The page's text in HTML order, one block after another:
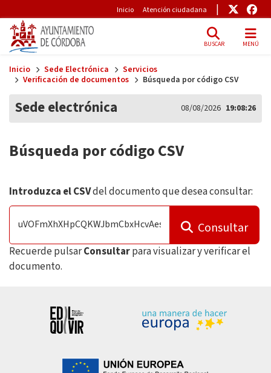
Pre-Header
Inicio Atención ciudadana Enlace
BUSCAR MENÚ
Inicio Sede Electrónica
Servicios
Verificación de documentos
Búsqueda por código CSV
Sede electrónica 08/08/2026 19:08:27
Búsqueda por código CSV
Introduzca el CSVdel documento que desea consultar:
Consultar
Recuerde pulsarConsultarpara visualizar y verificar el
documento.